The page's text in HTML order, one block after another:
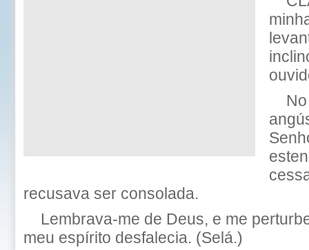
recusava ser consolada.
Lembrava-me de Deus, e me
meu espírito desfalecia. (Selá.)